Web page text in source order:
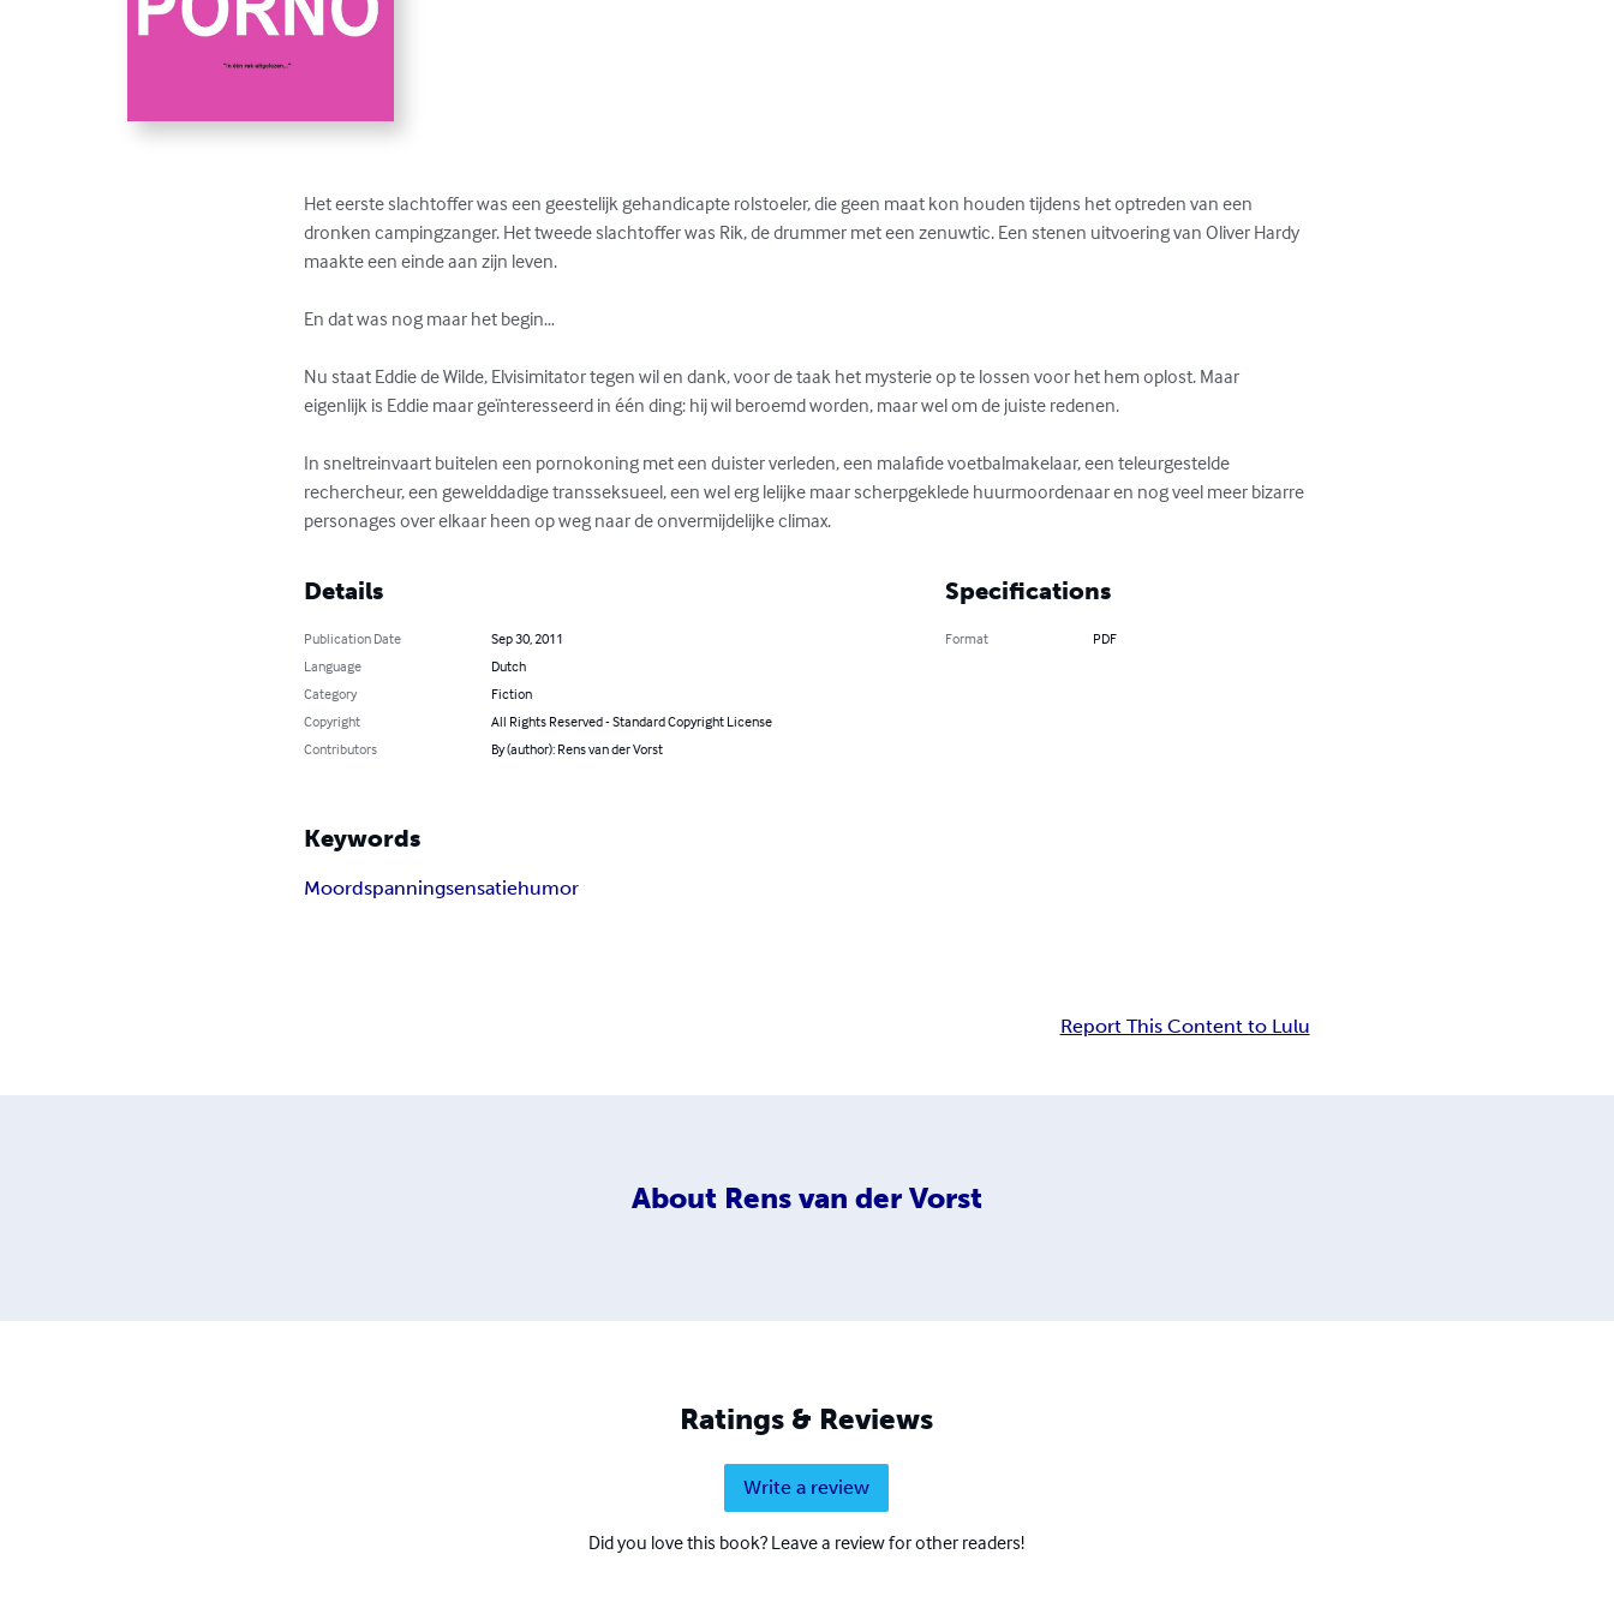
Het eerste slachtoffer was een geestelijk gehandicapte rolstoeler, die geen maat kon houden tijdens het optreden van een
dronken campingzanger. Het tweede slachtoffer was Rik, de drummer met een zenuwtic. Een stenen uitvoering van Oliver Hardy
maakte een einde aan zijn leven.
En dat was nog maar het begin…
Nu staat Eddie de Wilde, Elvisimitator tegen wil en dank, voor de taak het mysterie op te lossen voor het hem oplost. Maar
eigenlijk is Eddie maar geïnteresseerd in één ding: hij wil beroemd worden, maar wel om de juiste redenen.
In sneltreinvaart buitelen een pornokoning met een duister verleden, een malafide voetbalmakelaar, een teleurgestelde
rechercheur, een gewelddadige transseksueel, een wel erg lelijke maar scherpgeklede huurmoordenaar en nog veel meer bizarre
personages over elkaar heen op weg naar de onvermijdelijke climax.
Details
Publication Date
Sep 30, 2011
Language
Dutch
Category
Fiction
Copyright
All Rights Reserved - Standard Copyright License
Contributors
By (author): Rens van der Vorst
Specifications
Format PDF
Keywords
Moordspanningsensatiehumor
Report This Content to Lulu
About Rens van der Vorst
Ratings & Reviews
Write a review
Did you love this book? Leave a review for other readers!